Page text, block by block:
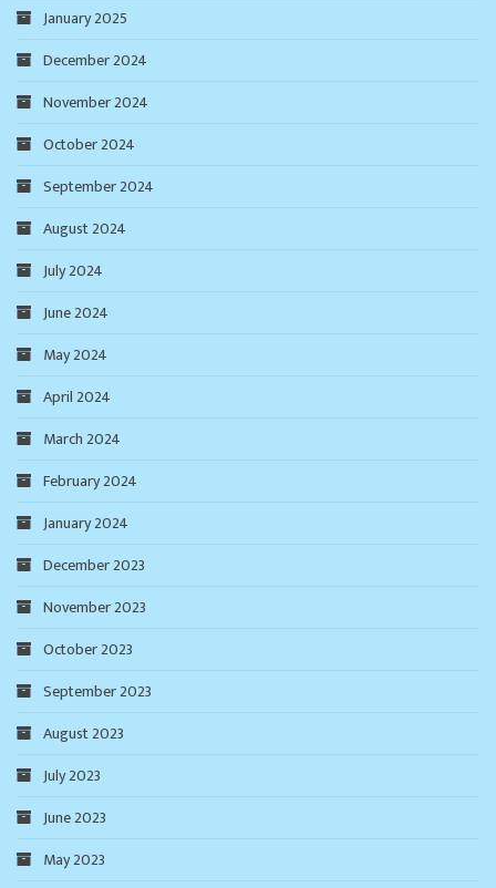
January 2025
December 2024
November 2024
October 2024
September 2024
August 2024
July 2024
June 2024
May 2024
April 2024
March 2024
February 2024
January 2024
December 2023
November 2023
October 2023
September 2023
August 2023
July 2023
June 2023
May 2023